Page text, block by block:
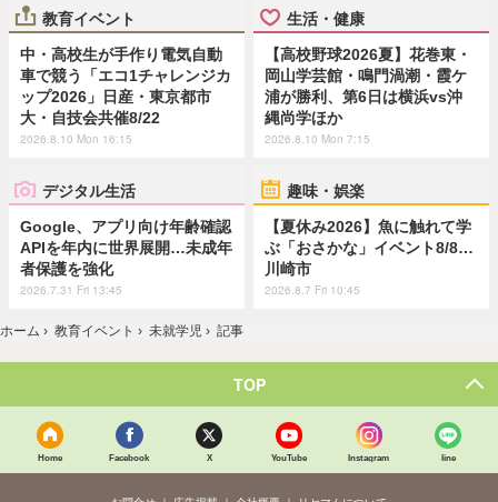
教育イベント
中・高校生が手作り電気自動
車で競う「エコ1チャレンジカ
ップ2026」日産・東京都市
大・自技会共催8/22
2026.8.10 Mon 16:15
生活・健康
【高校野球2026夏】花巻東・
岡山学芸館・鳴門渦潮・霞ケ
浦が勝利、第6日は横浜vs沖
縄尚学ほか
2026.8.10 Mon 7:15
デジタル生活
Google、アプリ向け年齢確認
APIを年内に世界展開…未成年
者保護を強化
2026.7.31 Fri 13:45
趣味・娯楽
【夏休み2026】魚に触れて学
ぶ「おさかな」イベント8/8…
川崎市
2026.8.7 Fri 10:45
ホーム › 教育イベント › 未就学児 › 記事
TOP
Home Facebook X YouTube Instagram line